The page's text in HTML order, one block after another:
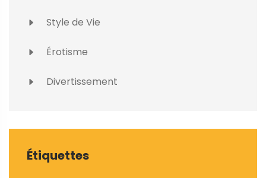
Style de Vie
Érotisme
Divertissement
Étiquettes